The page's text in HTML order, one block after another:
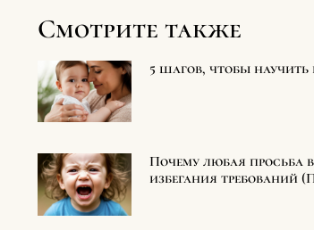
Смотрите также
5 шагов, чтобы научить
Почему любая просьба
избегания требований